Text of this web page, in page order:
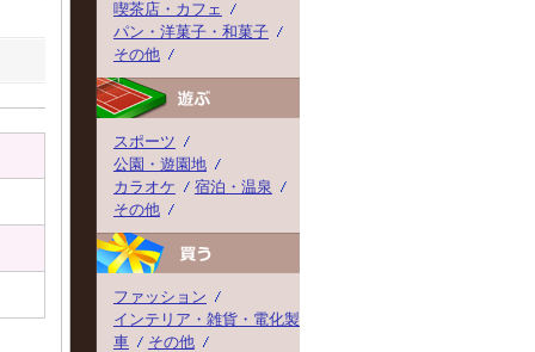
喫茶店・カフェ
パン・洋菓子・和菓子
その他
スポーツ
公園・遊園地
カラオケ
宿泊・温泉
その他
ファッション
インテリア・雑貨・電化製品
車
その他